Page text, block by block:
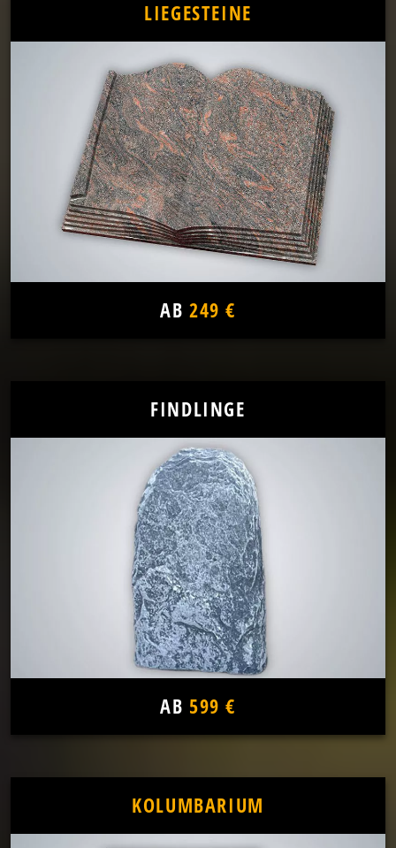
LIEGESTEINE
AB 249 €
FINDLINGE
AB 599 €
KOLUMBARIUM